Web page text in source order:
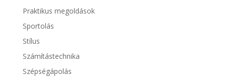
Praktikus megoldások
Sportolás
Stílus
Számítástechnika
Szépségápolás